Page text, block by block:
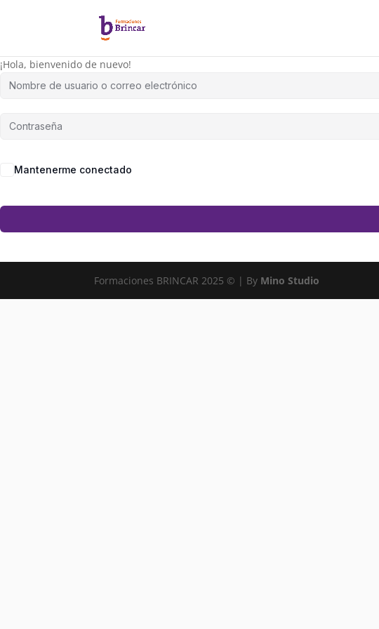
¡Hola, bienvenido de nuevo!
Mantenerme conectado
Formaciones BRINCAR 2025 © | By Mino Studio